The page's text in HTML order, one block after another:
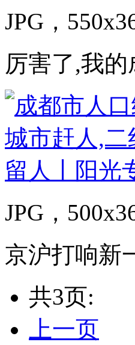
JPG，
厉害了,我的
JPG，
京沪打响新
共3页:
上一页